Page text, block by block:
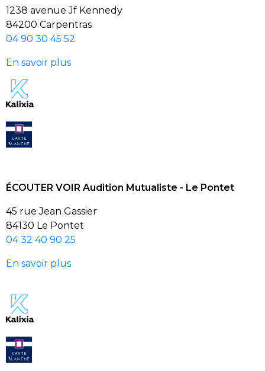
1238 avenue Jf Kennedy
84200 Carpentras
04 90 30 45 52
En savoir plus
ÉCOUTER VOIR Audition Mutualiste - Le Pontet
45 rue Jean Gassier
84130 Le Pontet
04 32 40 90 25
En savoir plus